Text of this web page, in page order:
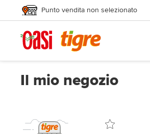
Punto vendita non selezionato
Il mio negozio